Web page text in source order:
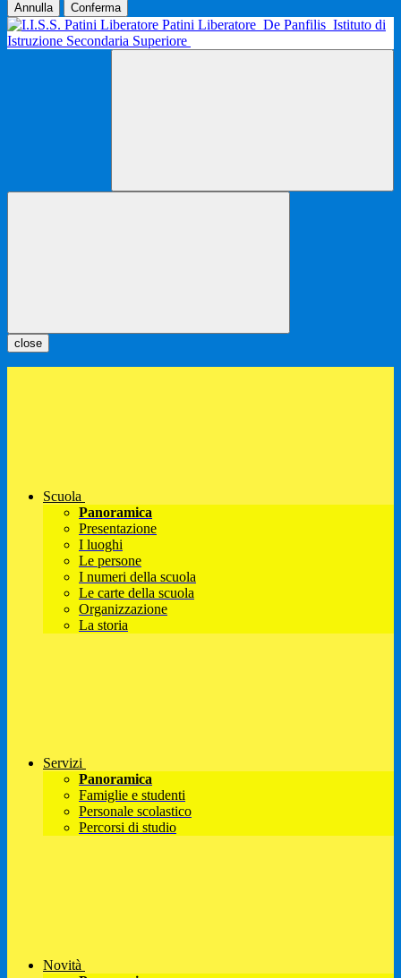
Annulla Conferma
Patini Liberatore De Panfilis Istituto di
Istruzione Secondaria Superiore
close
Scuola
Panoramica
Presentazione
I luoghi
Le persone
I numeri della scuola
Le carte della scuola
Organizzazione
La storia
Servizi
Panoramica
Famiglie e studenti
Personale scolastico
Percorsi di studio
Novità